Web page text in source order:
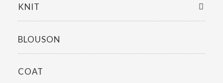
KNIT
BLOUSON
COAT